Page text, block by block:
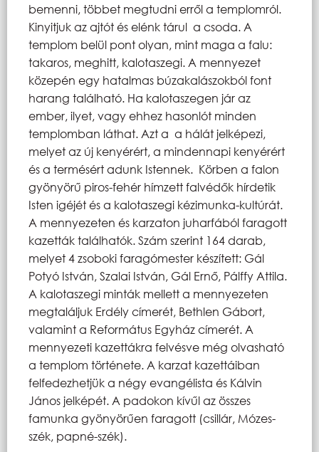
bemenni, többet megtudni erről a templomról.
Kinyitjuk az ajtót és elénk tárul a csoda. A
templom belül pont olyan, mint maga a falu:
takaros, meghitt, kalotaszegi. A mennyezet
közepén egy hatalmas búzakalászokból font
harang található. Ha kalotaszegen jár az
ember, ilyet, vagy ehhez hasonlót minden
templomban láthat. Azt a a hálát jelképezi,
melyet az új kenyérért, a mindennapi kenyérért
és a termésért adunk Istennek. Körben a falon
gyönyörű piros-fehér hímzett falvédők hírdetik
Isten igéjét és a kalotaszegi kézimunka-kultúrát.
A mennyezeten és karzaton juharfából faragott
kazetták találhatók. Szám szerint 164 darab,
melyet 4 zsoboki faragómester készített: Gál
Potyó István, Szalai István, Gál Ernő, Pálffy Attila.
A kalotaszegi minták mellett a mennyezeten
megtaláljuk Erdély címerét, Bethlen Gábort,
valamint a Református Egyház címerét. A
mennyezeti kazettákra felvésve még olvasható
a templom története. A karzat kazettáiban
felfedezhetjük a négy evangélista és Kálvin
János jelképét. A padokon kívűl az összes
famunka gyönyörűen faragott (csillár, Mózes-
szék, papné-szék).